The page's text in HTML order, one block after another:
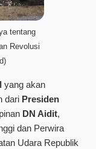
tentang
Revolusi
yang akan
dari Presiden
DN Aidit,
dan Perwira
Udara Republik